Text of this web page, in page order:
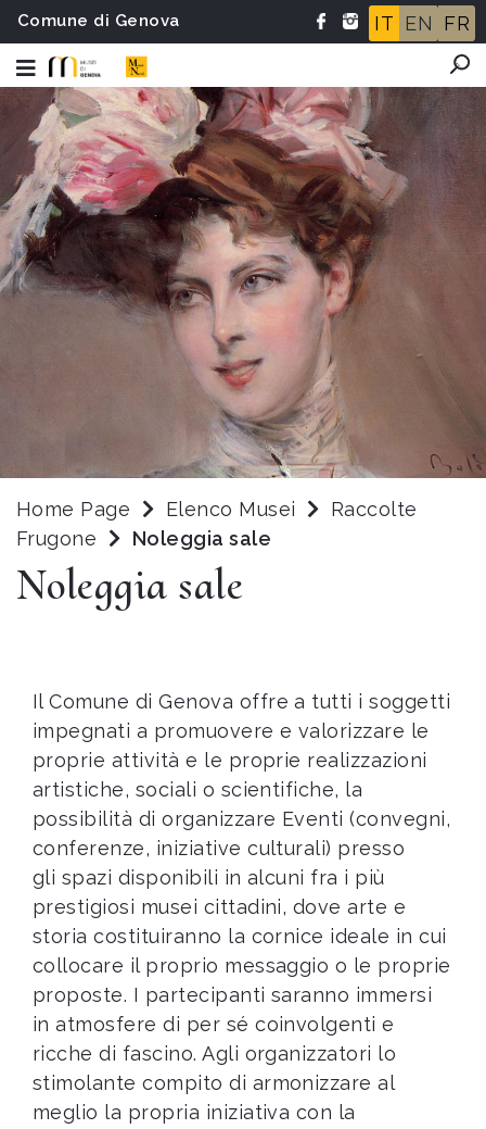
Comune di Genova IT EN FR
Home Page Elenco Musei
Raccolte
Frugone
Noleggia sale
Noleggia sale
Il Comune di Genova offre a tutti i soggetti
impegnati a promuovere e valorizzare le
proprie attività e le proprie realizzazioni
artistiche, sociali o scientifiche, la
possibilità di organizzare Eventi (convegni,
conferenze, iniziative culturali) presso
gli spazi disponibili in alcuni fra i più
prestigiosi musei cittadini, dove arte e
storia costituiranno la cornice ideale in cui
collocare il proprio messaggio o le proprie
proposte. I partecipanti saranno immersi
in atmosfere di per sé coinvolgenti e
ricche di fascino. Agli organizzatori lo
stimolante compito di armonizzare al
meglio la propria iniziativa con la